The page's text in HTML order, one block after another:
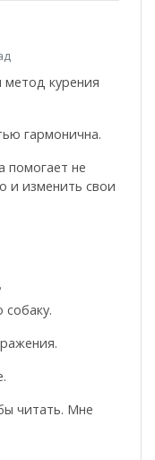
метод курения
гармонична.
помогает не
и изменить свои
читать. Мне